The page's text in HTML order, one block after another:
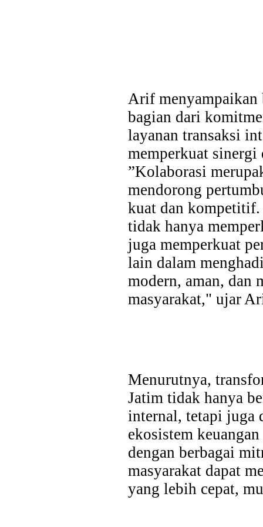
Arif menyampaikan
bagian dari
layanan transaksi
memperkuat sinergi
”Kolaborasi
mendorong
kuat dan
tidak hanya
juga memperkuat
lain dalam
modern, aman, dan
masyarakat," ujar
Menurutnya,
Jatim tidak hanya
internal, tetapi juga
ekosistem
dengan berbagai
masyarakat dapat
yang lebih cepat,